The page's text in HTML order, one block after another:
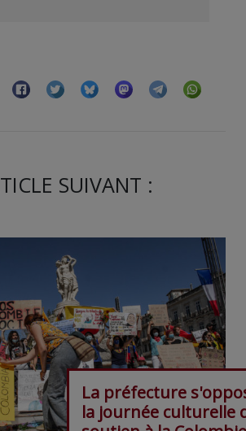
SUIVANT :
La préfecture
la journée culturelle